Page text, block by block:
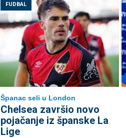
FUDBAL
Španac seli u London
Chelsea završio novo
pojačanje iz španske La
Lige